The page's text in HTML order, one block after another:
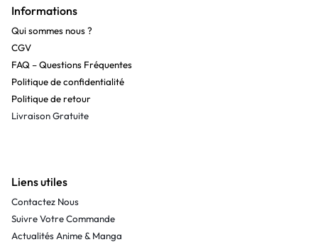
Informations
Qui sommes nous ?
CGV
FAQ – Questions Fréquentes
Politique de confidentialité
Politique de retour
Livraison Gratuite
Liens utiles
Contactez Nous
Suivre Votre Commande
Actualités Anime & Manga